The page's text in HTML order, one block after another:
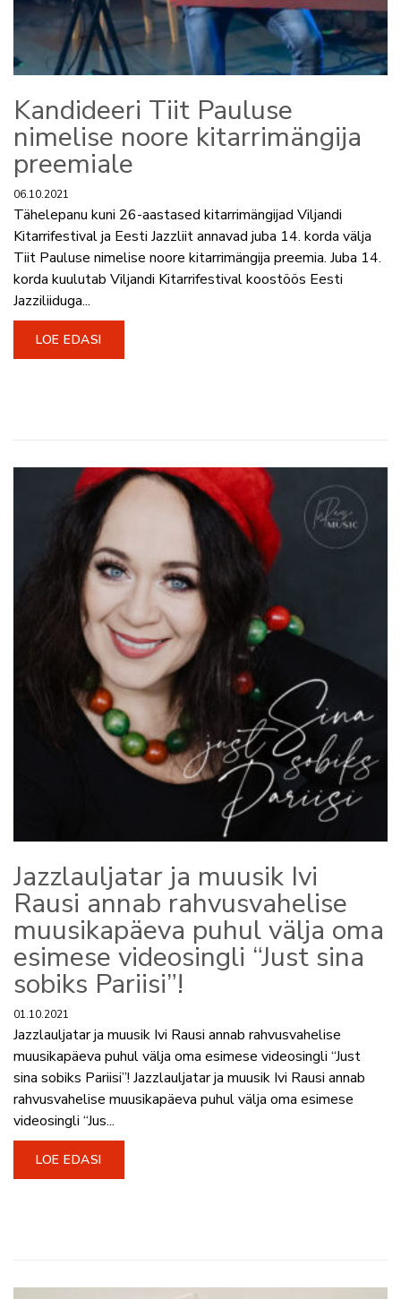
Kandideeri Tiit Pauluse
nimelise noore kitarrimängija
preemiale
06.10.2021
Tähelepanu kuni 26-aastased kitarrimängijad Viljandi
Kitarrifestival ja Eesti Jazzliit annavad juba 14. korda välja
Tiit Pauluse nimelise noore kitarrimängija preemia. Juba 14.
korda kuulutab Viljandi Kitarrifestival koostöös Eesti
Jazziliiduga...
LOE EDASI
Jazzlauljatar ja muusik Ivi
Rausi annab rahvusvahelise
muusikapäeva puhul välja oma
esimese videosingli “Just sina
sobiks Pariisi”!
01.10.2021
Jazzlauljatar ja muusik Ivi Rausi annab rahvusvahelise
muusikapäeva puhul välja oma esimese videosingli “Just
sina sobiks Pariisi”! Jazzlauljatar ja muusik Ivi Rausi annab
rahvusvahelise muusikapäeva puhul välja oma esimese
videosingli “Jus...
LOE EDASI